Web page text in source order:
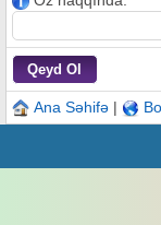
Ana Səhifə |